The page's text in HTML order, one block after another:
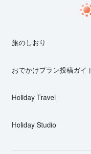
旅のしおり
おでかけプラン投稿ガイ
Holiday Travel
Holiday Studio